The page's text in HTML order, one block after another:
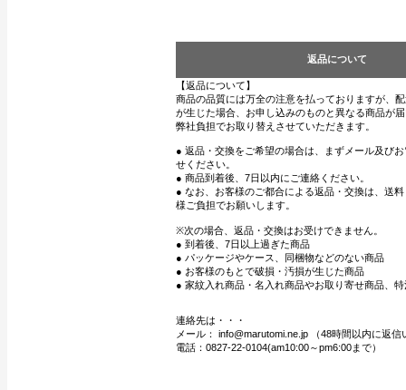
返品について
【返品について】
商品の品質には万全の注意を払っておりますが、
が生じた場合、お申し込みのものと異なる商品が
弊社負担でお取り替えさせていただきます。
● 返品・交換をご希望の場合は、まずメール及び
せください。
● 商品到着後、7日以内にご連絡ください。
● なお、お客様のご都合による返品・交換は、送
様ご負担でお願いします。
※次の場合、返品・交換はお受けできません。
● 到着後、7日以上過ぎた商品
● パッケージやケース、同梱物などのない商品
● お客様のもとで破損・汚損が生じた商品
● 家紋入れ商品・名入れ商品やお取り寄せ商品、
連絡先は・・・
メール： info@marutomi.ne.jp （48時間以内に返信
電話：0827-22-0104(am10:00～pm6:00まで）